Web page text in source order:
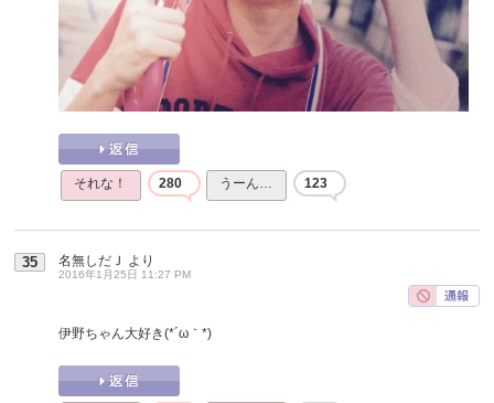
それな！ 280 うーん… 123
35 名無しだＪ より
2016年1月25日 11:27 PM
伊野ちゃん大好き(*´ω｀*)